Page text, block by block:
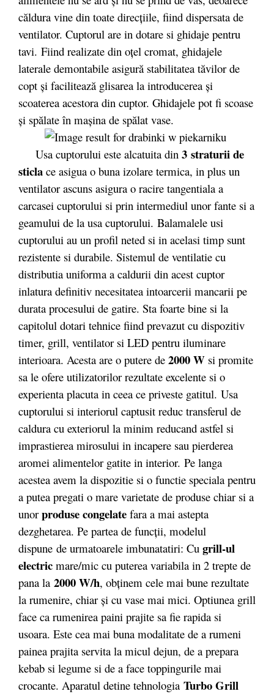
căldura vine din toate direcţiile, fiind dispersata de
ventilator. Cuptorul are in dotare si ghidaje pentru
tavi. Fiind realizate din oţel cromat, ghidajele
laterale demontabile asigură stabilitatea tăvilor de
copt şi facilitează glisarea la introducerea şi
scoaterea acestora din cuptor. Ghidajele pot fi scoase
şi spălate în maşina de spălat vase.
Usa cuptorului este alcatuita din 3 straturii de
sticla ce asigua o buna izolare termica, in plus un
ventilator ascuns asigura o racire tangentiala a
carcasei cuptorului si prin intermediul unor fante si a
geamului de la usa cuptorului. Balamalele usi
cuptorului au un profil neted si in acelasi timp sunt
rezistente si durabile. Sistemul de ventilatie cu
distributia uniforma a caldurii din acest cuptor
inlatura definitiv necesitatea intoarcerii mancarii pe
durata procesului de gatire. Sta foarte bine si la
capitolul dotari tehnice fiind prevazut cu dispozitiv
timer, grill, ventilator si LED pentru iluminare
interioara. Acesta are o putere de 2000 W si promite
sa le ofere utilizatorilor rezultate excelente si o
experienta placuta in ceea ce priveste gatitul. Usa
cuptorului si interiorul captusit reduc transferul de
caldura cu exteriorul la minim reducand astfel si
imprastierea mirosului in incapere sau pierderea
aromei alimentelor gatite in interior. Pe langa
acestea avem la dispozitie si o functie speciala pentru
a putea pregati o mare varietate de produse chiar si a
unor produse congelate fara a mai astepta
dezghetarea. Pe partea de funcții, modelul
dispune de urmatoarele imbunatatiri: Cu grill-ul
electric mare/mic cu puterea variabila in 2 trepte de
pana la 2000 W/h, obţinem cele mai bune rezultate
la rumenire, chiar şi cu vase mai mici. Optiunea grill
face ca rumenirea paini prajite sa fie rapida si
usoara. Este cea mai buna modalitate de a rumeni
painea prajita servita la micul dejun, de a prepara
kebab si legume si de a face toppingurile mai
crocante. Aparatul detine tehnologia Turbo Grill